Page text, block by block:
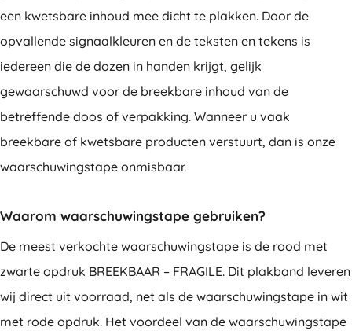
een kwetsbare inhoud mee dicht te plakken. Door de
opvallende signaalkleuren en de teksten en tekens is
iedereen die de dozen in handen krijgt, gelijk
gewaarschuwd voor de breekbare inhoud van de
betreffende doos of verpakking. Wanneer u vaak
breekbare of kwetsbare producten verstuurt, dan is onze
waarschuwingstape onmisbaar.
Waarom waarschuwingstape gebruiken?
De meest verkochte waarschuwingstape is de rood met
zwarte opdruk BREEKBAAR – FRAGILE. Dit plakband leveren
wij direct uit voorraad, net als de waarschuwingstape in wit
met rode opdruk. Het voordeel van de waarschuwingstape